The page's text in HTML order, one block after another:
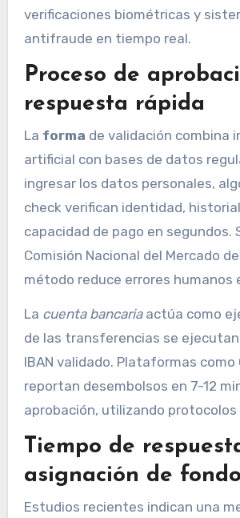
verificaciones biométricas y
antifraude en tiempo real.
Proceso de
respuesta rápida
La forma de validación combina
artificial con bases de datos
ingresar los datos personales,
check verifican identidad,
capacidad de pago en segundos.
Comisión Nacional del Mercado
método reduce errores humanos
La cuenta bancariaactúa como
de las transferencias se
IBAN validado. Plataformas como
reportan desembolsos en 7-12
aprobación, utilizando protocolos
Tiempo de
asignación de
Estudios recientes indican una